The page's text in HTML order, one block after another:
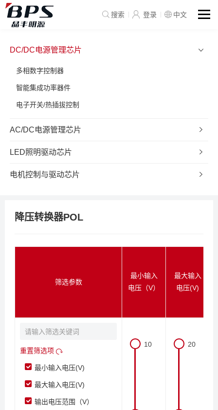
搜索 登录 中文
DC/DC电源管理芯片
多相数字控制器
智能集成功率器件
电子开关/热插拔控制
AC/DC电源管理芯片
LED照明驱动芯片
电机控制与驱动芯片
降压转换器POL
筛选参数
最小输入
电压（V）
最大输入
电压(V)
重置筛选项
最小输入电压(V)
最大输入电压(V)
输出电压范围（V）
10 20